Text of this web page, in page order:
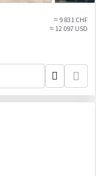
≈ 9 831 CHF
≈ 12 097 USD